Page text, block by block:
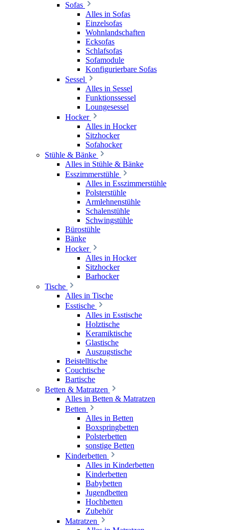
Sofas
Alles in Sofas
Einzelsofas
Wohnlandschaften
Ecksofas
Schlafsofas
Sofamodule
Konfigurierbare Sofas
Sessel
Alles in Sessel
Funktionssessel
Loungesessel
Hocker
Alles in Hocker
Sitzhocker
Sofahocker
Stühle & Bänke
Alles in Stühle & Bänke
Esszimmerstühle
Alles in Esszimmerstühle
Polsterstühle
Armlehnenstühle
Schalenstühle
Schwingstühle
Bürostühle
Bänke
Hocker
Alles in Hocker
Sitzhocker
Barhocker
Tische
Alles in Tische
Esstische
Alles in Esstische
Holztische
Keramiktische
Glastische
Auszugstische
Beistelltische
Couchtische
Bartische
Betten & Matratzen
Alles in Betten & Matratzen
Betten
Alles in Betten
Boxspringbetten
Polsterbetten
sonstige Betten
Kinderbetten
Alles in Kinderbetten
Kinderbetten
Babybetten
Jugendbetten
Hochbetten
Zubehör
Matratzen